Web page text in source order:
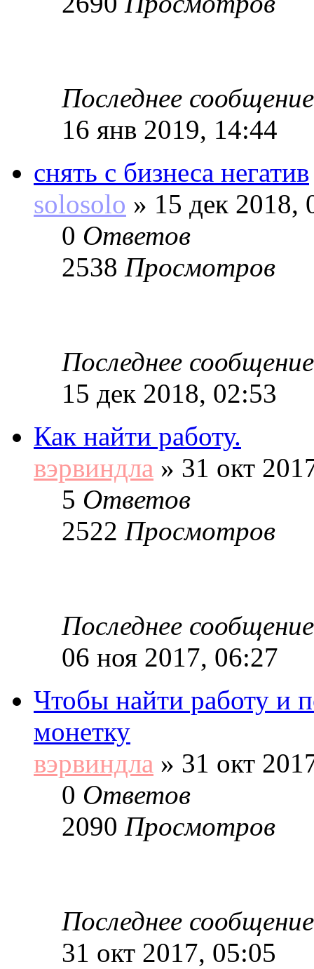
Последнее сообщение
16 янв 2019, 14:44
снять с бизнеса негатив
solosolo » 15 дек 2018,
0 Ответов
2538 Просмотров
Последнее сообщение
15 дек 2018, 02:53
Как найти работу.
вэрвиндла » 31 окт
5 Ответов
2522 Просмотров
Последнее сообщение
06 ноя 2017, 06:27
Чтобы найти работу и
монетку
вэрвиндла » 31 окт
0 Ответов
2090 Просмотров
Последнее сообщение
31 окт 2017, 05:05